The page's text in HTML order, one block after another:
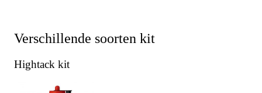
Verschillende soorten kit
Hightack kit